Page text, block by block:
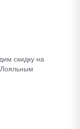
скидку на